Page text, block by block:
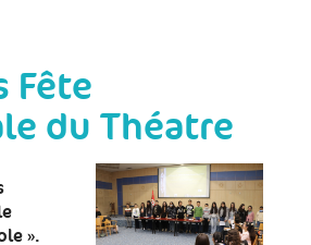
Fête
du Théatre
».